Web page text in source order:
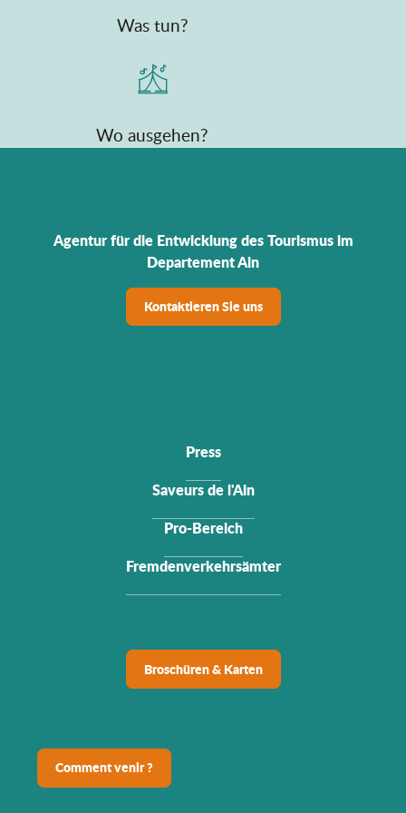
Was tun?
Wo ausgehen?
Agentur für die Entwicklung des Tourismus im
Departement Ain
Kontaktieren Sie uns
Press
Saveurs de l'Ain
Pro-Bereich
Fremdenverkehrsämter
Broschüren & Karten
Comment venir ?